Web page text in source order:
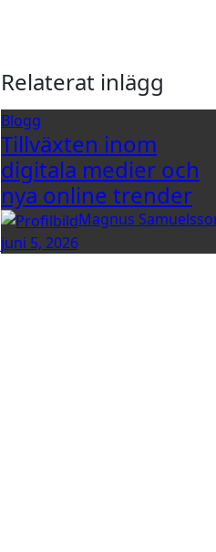
Relaterat inlägg
Blogg
Tillväxten inom
digitala medier och
nya online trender
Magnus
juni 5, 2026